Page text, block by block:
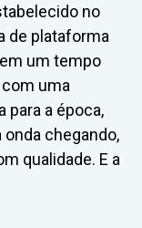
no
de plataforma
um tempo
uma
para a época,
onda chegando,
qualidade. E a